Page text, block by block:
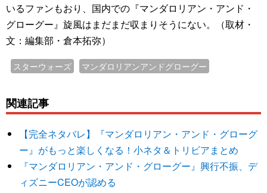
いるファンもおり、国内での『マンダロリアン・アンド・
グローグー』旋風はまだまだ収まりそうにない。（取材・
文：編集部・倉本拓弥）
スターウォーズ マンダロリアンアンドグローグー
関連記事
【完全ネタバレ】『マンダロリアン・アンド・グローグ
ー』がもっと楽しくなる！小ネタ＆トリビアまとめ
『マンダロリアン・アンド・グローグー』興行不振、デ
ィズニーCEOが認める